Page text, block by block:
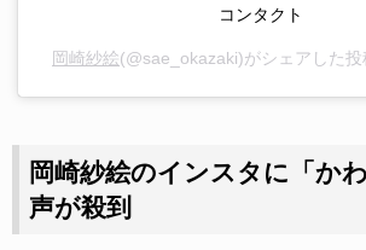
コンタクト
岡崎紗絵(@sae_okazaki)がシェアした
岡崎紗絵のインスタに「か
声が殺到